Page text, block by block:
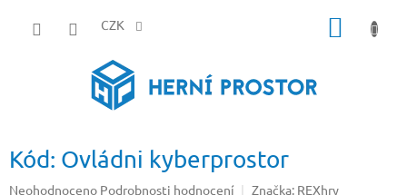
CZK
Kód: Ovládni kyberprostor
Průměrné
Neohodnoceno Podrobnosti hodnocení Značka: REXhry